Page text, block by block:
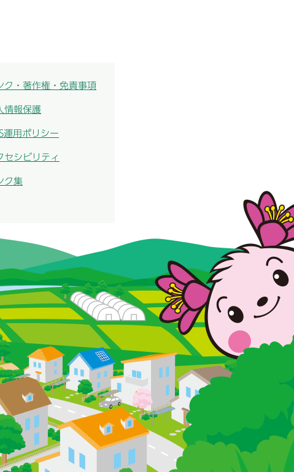
ク・著作権・免責事項
情報保護
運用ポリシー
セシビリティ
ク集